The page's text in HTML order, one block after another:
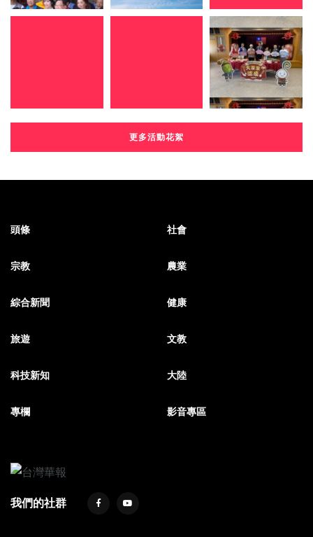
更多活動花絮
頭條 社會
宗教 農業
綜合新聞 健康
旅遊 文教
科技新知 大陸
專欄 影音專區
我們的社群